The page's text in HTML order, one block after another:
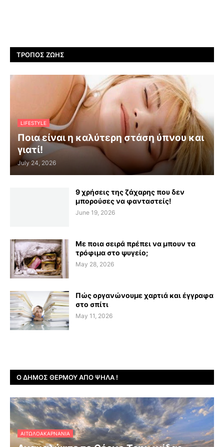
ΤΡΌΠΟΣ ΖΩΉΣ
LIFESTYLE
Ποια είναι η καλύτερη στάση ύπνου και
γιατί!
July 24, 2026
9 χρήσεις της ζάχαρης που δεν
μπορούσες να φανταστείς!
June 19, 2026
Με ποια σειρά πρέπει να μπουν τα
τρόφιμα στο ψυγείο;
May 28, 2026
Πώς οργανώνουμε χαρτιά και έγγραφα
στο σπίτι
May 11, 2026
Ο ΔΉΜΟΣ ΘΈΡΜΟΥ ΑΠΌ ΨΗΛΆ !
ΑΙΤΩΛΟΑΚΑΡΝΑΝΊΑ